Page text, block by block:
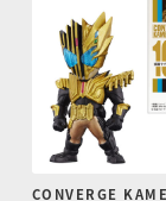
CONVERGE